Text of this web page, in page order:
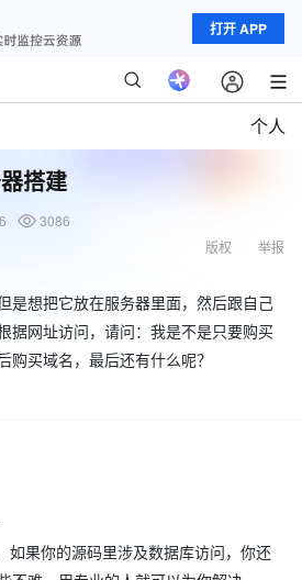
打开 APP
个人
搭建
3086
举报
版权
是想把它放在服务器里面，然后跟自己
据网址访问，请问：我是不是只要购买
购买域名，最后还有什么呢？
如果你的源码里涉及数据库访问，你还